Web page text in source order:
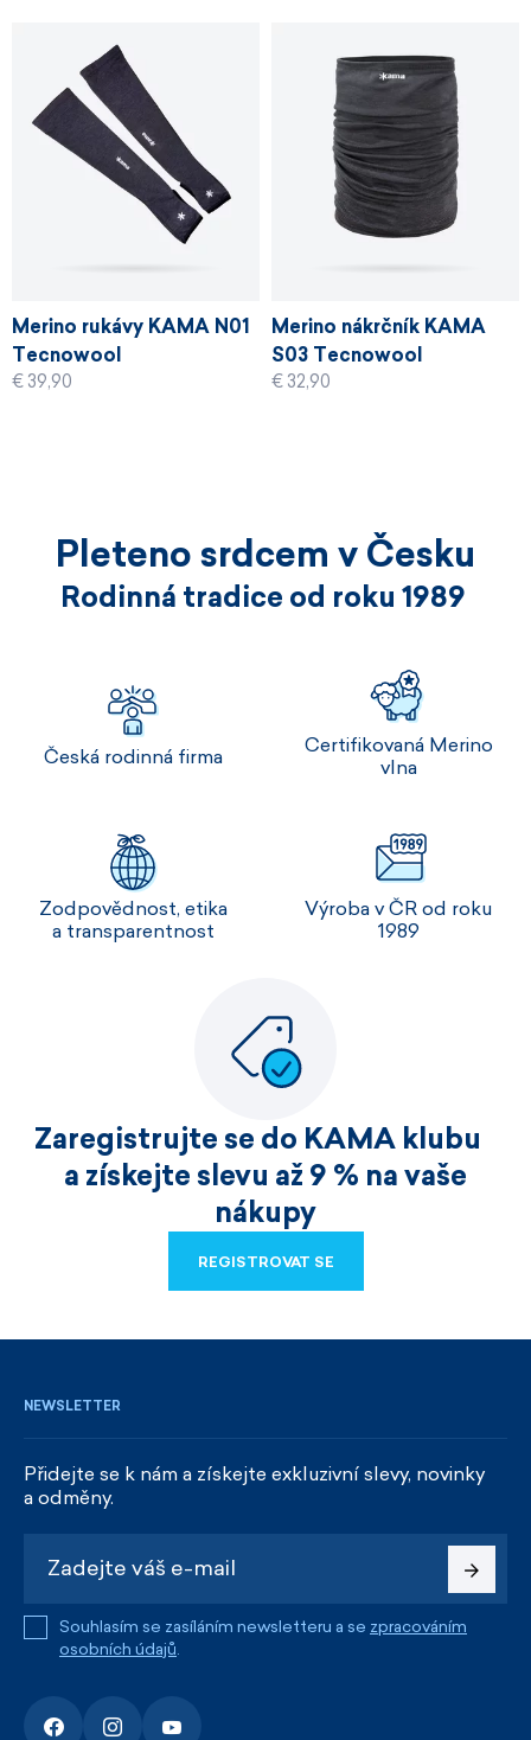
Merino rukávy KAMA N01
Tecnowool
€ 39,90
Merino nákrčník KAMA
S03 Tecnowool
€ 32,90
Pleteno srdcem v Česku
Rodinná tradice od roku 1989
Česká rodinná firma
Certifikovaná Merino
vlna
Zodpovědnost, etika
a transparentnost
Výroba v ČR od roku
1989
Zaregistrujte se do KAMA klubu
a získejte slevu až 9 % na vaše
nákupy
REGISTROVAT SE
NEWSLETTER
Přidejte se k nám a získejte exkluzivní slevy, novinky
a odměny.
Souhlasím se zasíláním newsletteru a se zpracováním
osobních údajů.